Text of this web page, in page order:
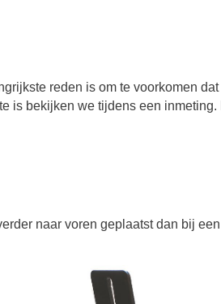
reden is om te voorkomen
is bekijken we tijdens een inmeting.
naar voren geplaatst dan bij een